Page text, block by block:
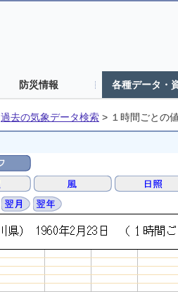
防災情報 各種データ・
過去の気象データ検索 > １時間ごとの